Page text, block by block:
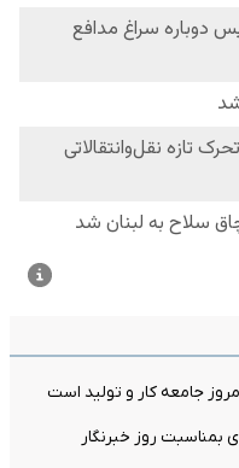
جامعه کار و تولید است
روز خبرنگار